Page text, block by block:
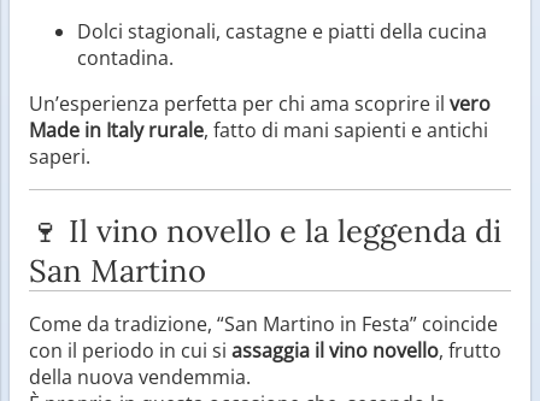
Dolci stagionali, castagne e piatti della cucina
contadina.
Un’esperienza perfetta per chi ama scoprire il vero
Made in Italy rurale, fatto di mani sapienti e antichi
saperi.
🍷 Il vino novello e la leggenda di
San Martino
Come da tradizione, “San Martino in Festa” coincide
con il periodo in cui si assaggia il vino novello, frutto
della nuova vendemmia.